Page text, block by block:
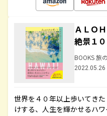
ＡＬＯ
絶景１
BOOKS 旅
2022.05.26
世界を４０年以上歩いてき
けする、人生を輝かせるハ